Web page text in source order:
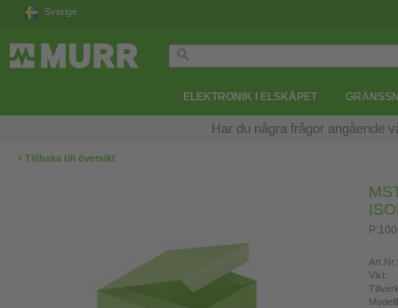
Sverige
ELEKTRONIK I ELSKÅPET
Har du några frågor angående
‹ Tillbaka till översikt
Art.Nr.:
Vikt: